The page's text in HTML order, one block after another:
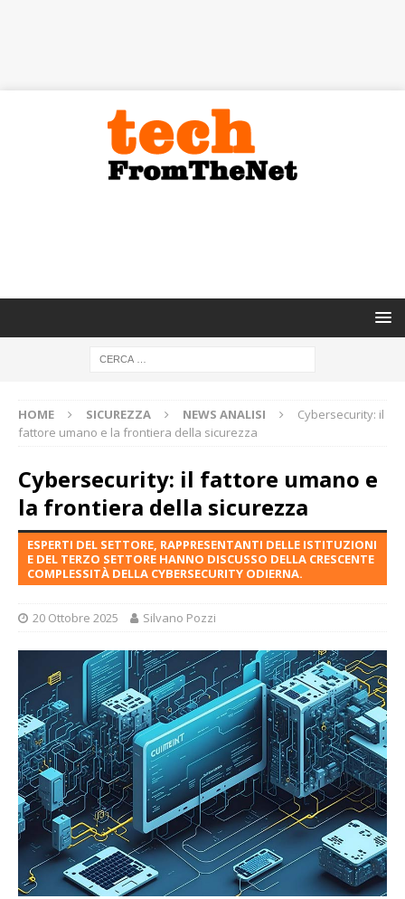
HOME SICUREZZA NEWS ANALISI
Cybersecurity: il
fattore umano e la frontiera della sicurezza
Cybersecurity: il fattore umano e
la frontiera della sicurezza
ESPERTI DEL SETTORE, RAPPRESENTANTI DELLE ISTITUZIONI
E DEL TERZO SETTORE HANNO DISCUSSO DELLA CRESCENTE
COMPLESSITÀ DELLA CYBERSECURITY ODIERNA.
20 Ottobre 2025 Silvano Pozzi